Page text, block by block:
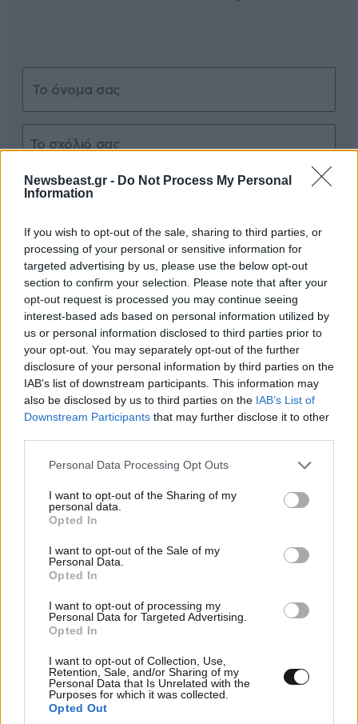
Newsbeast.gr - Do Not Process My Personal
Information
If you wish to opt-out of the sale, sharing to third parties, or
processing of your personal or sensitive information for
targeted advertising by us, please use the below opt-out
section to confirm your selection. Please note that after your
opt-out request is processed you may continue seeing
interest-based ads based on personal information utilized by
us or personal information disclosed to third parties prior to
your opt-out. You may separately opt-out of the further
disclosure of your personal information by third parties on the
IAB’s list of downstream participants. This information may
also be disclosed by us to third parties on the IAB’s List of
Downstream Participants that may further disclose it to other
Please note that this website/app uses one or more Google
not limited to your visit or usage behaviour. You may click to
grant or deny consent to Google and its third-party tags to
use your data for below specified purposes in below Google
consent section.
Personal Data Processing Opt Outs
I want to opt-out of the Sharing of my
personal data.
Opted In
I want to opt-out of the Sale of my
Personal Data.
Opted In
I want to opt-out of processing my
Personal Data for Targeted Advertising.
Opted In
I want to opt-out of Collection, Use,
Retention, Sale, and/or Sharing of my
Personal Data that Is Unrelated with the
Purposes for which it was collected.
Opted Out
Xαρακτήρες: 0/1000
ΠΡΟΣΘΗΚΗ
TRENDING
LIFESTYLE08·08·2026 19:12
Εριέττα Κούρκουλου – Τα 33α γενέθλια και τα
φιλιά με τον Βύρωνα Βασιλειάδη: «Καμία στιγμή
ευτυχίας δεδομένη»